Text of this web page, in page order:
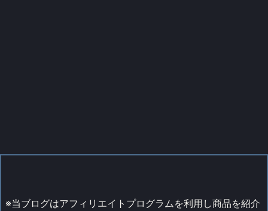
※当ブログはアフィリエイトプログラムを利用し商品を紹介